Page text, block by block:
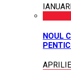
NOUL